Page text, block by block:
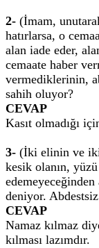
2- (İmam,
hatırlarsa, o
alan iade eder,
cemaate haber
vermediklerinin,
sahih oluyor?
CEVAP
Kasıt olmadığı
3- (İki elinin ve iki
kesik olanın,
edemeyeceğinden
deniyor.
CEVAP
Namaz kılmaz
kılması lazımdır.